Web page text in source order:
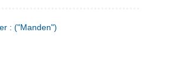
: ("Manden")